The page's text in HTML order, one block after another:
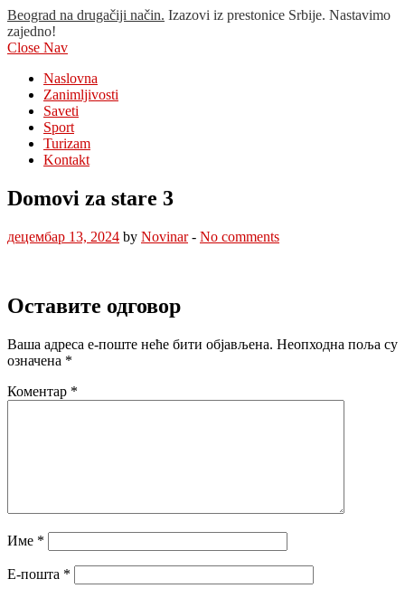
Beograd na drugačiji način. Izazovi iz prestonice Srbije. Nastavimo
zajedno!
Close Nav
Naslovna
Zanimljivosti
Saveti
Sport
Turizam
Kontakt
Domovi za stare 3
децембар 13, 2024 by Novinar- No comments
Оставите одговор
Ваша адреса е-поште неће бити објављена. Неопходна поља су
означена *
Коментар *
Име *
Е-пошта *